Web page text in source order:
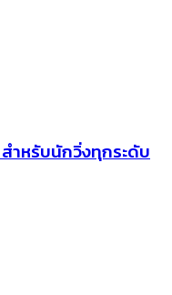
ำหรับนักวิ่งทุกระดับ